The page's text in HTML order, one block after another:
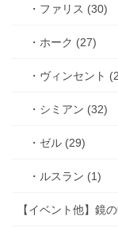
・ファリス (30)
・ホーク (27)
・ヴィンセント
・シミアン (32)
・ゼル (29)
・ルスラン (1)
【イベント他】鏡